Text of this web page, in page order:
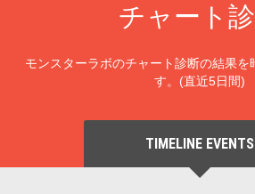
チャート
モンスターラボのチャート診断の結果を
す。(直近5日間)
TIMELINE EVENTS